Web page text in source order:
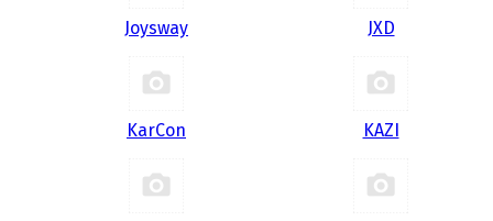
Joysway JXD
KarCon KAZI